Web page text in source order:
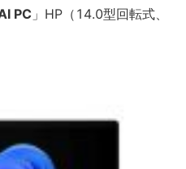
PC 」HP（14.0型回転式、